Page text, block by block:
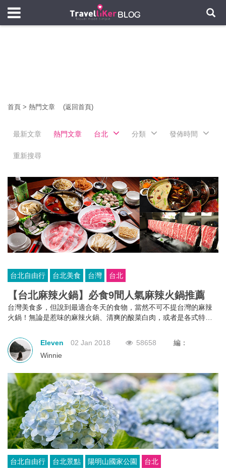
首頁 > 熱門文章 (返回首頁)
最新文章 熱門文章 台北 分類 發佈時間
重新搜尋
台北自由行 台北美食 台灣 台北
【台北麻辣火鍋】必食9間人氣麻辣火鍋推薦
台灣美食多，但說到最適合冬天的食物，當然不可不提台灣的麻辣
火鍋！無論是惹味的麻辣火鍋、清爽的酸菜白肉，或者是各式特色
理了台北九大人氣麻辣火鍋，配料和味道各有特色，推薦大家去台
北的時候去試一試
Eleven 02 Jan 2018 58658
編：
Winnie
台北自由行 台北景點 陽明山國家公園 台北